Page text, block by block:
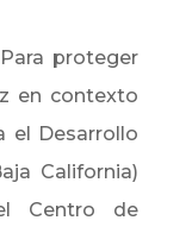
Para proteger
en contexto
el Desarrollo
California)
Centro de